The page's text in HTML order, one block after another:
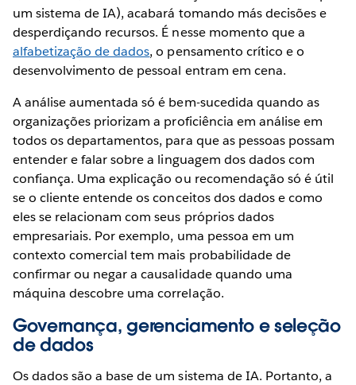
um sistema de IA), acabará tomando más decisões e
desperdiçando recursos. É nesse momento que a
alfabetização de dados, o pensamento crítico e o
desenvolvimento de pessoal entram em cena.
A análise aumentada só é bem-sucedida quando as
organizações priorizam a proficiência em análise em
todos os departamentos, para que as pessoas possam
entender e falar sobre a linguagem dos dados com
confiança. Uma explicação ou recomendação só é útil
se o cliente entende os conceitos dos dados e como
eles se relacionam com seus próprios dados
empresariais. Por exemplo, uma pessoa em um
contexto comercial tem mais probabilidade de
confirmar ou negar a causalidade quando uma
máquina descobre uma correlação.
Governança, gerenciamento e seleção
de dados
Os dados são a base de um sistema de IA. Portanto, a